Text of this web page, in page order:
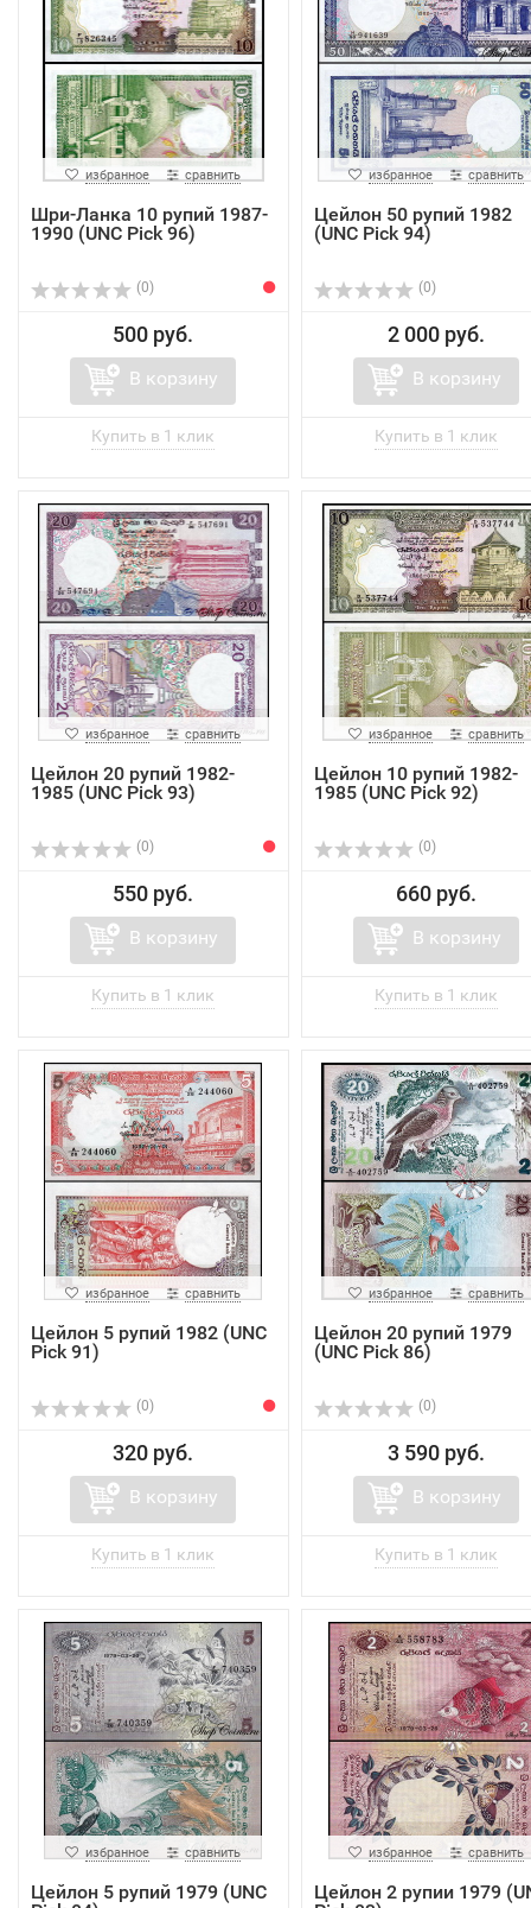
избранное сравнить
Шри-Ланка 10 рупий 1987-
1990 (UNC Pick 96)
(0)
500 руб.
В корзину
избранное сравнить
Цейлон 50 рупий 1982
(UNC Pick 94)
(0)
2 000 руб.
В корзину
избранное сравнить
Цейлон 20 рупий 1982-
1985 (UNC Pick 93)
(0)
550 руб.
В корзину
избранное сравнить
Цейлон 10 рупий 1982-
1985 (UNC Pick 92)
(0)
660 руб.
В корзину
избранное сравнить
Цейлон 5 рупий 1982 (UNC
Pick 91)
(0)
320 руб.
В корзину
избранное сравнить
Цейлон 20 рупий 1979
(UNC Pick 86)
(0)
3 590 руб.
В корзину
избранное сравнить
Цейлон 5 рупий 1979 (UNC
избранное сравнить
Цейлон 2 рупии 1979